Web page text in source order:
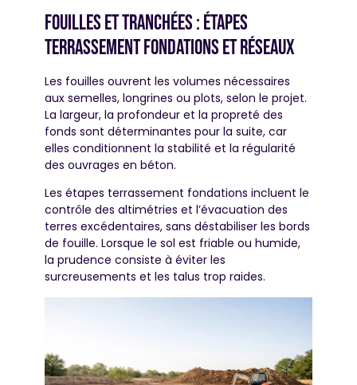
Fouilles et tranchées : étapes
terrassement fondations et réseaux
Les fouilles ouvrent les volumes nécessaires
aux semelles, longrines ou plots, selon le projet.
La largeur, la profondeur et la propreté des
fonds sont déterminantes pour la suite, car
elles conditionnent la stabilité et la régularité
des ouvrages en béton.
Les étapes terrassement fondations incluent le
contrôle des altimétries et l’évacuation des
terres excédentaires, sans déstabiliser les bords
de fouille. Lorsque le sol est friable ou humide,
la prudence consiste à éviter les
surcreusements et les talus trop raides.